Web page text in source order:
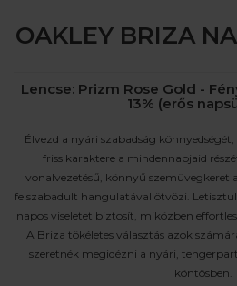
OAKLEY BRIZA
Lencse: Prizm Rose Gold -
13% (erős
Élvezd a nyári szabadság
friss karaktere a mindennapjaid
vonalvezetésű, könnyű szemüvegkeret
felszabadult hangulatával ötvözi.
napos viseletet biztosít, miközben
A Briza tökéletes választás azok
szeretnék megidézni a nyári,
köntösben.